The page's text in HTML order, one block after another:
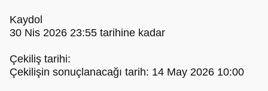
Kaydol
30 Nis 2026 23:55 tarihine kadar
Çekiliş tarihi:
Çekilişin sonuçlanacağı tarih: 14 May 2026 10:00